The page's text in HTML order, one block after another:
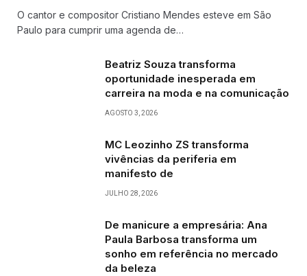
O cantor e compositor Cristiano Mendes esteve em São
Paulo para cumprir uma agenda de…
Beatriz Souza transforma
oportunidade inesperada em
carreira na moda e na comunicação
AGOSTO 3, 2026
MC Leozinho ZS transforma
vivências da periferia em
manifesto de
JULHO 28, 2026
De manicure a empresária: Ana
Paula Barbosa transforma um
sonho em referência no mercado
da beleza